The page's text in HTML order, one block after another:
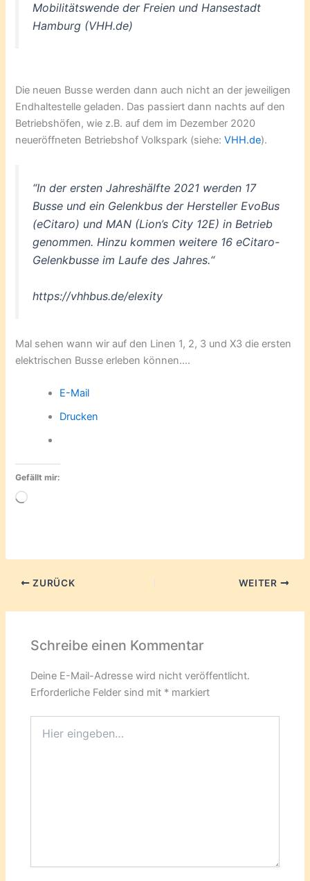
Mobilitätswende der Freien und Hansestadt
Hamburg (VHH.de)
Die neuen Busse werden dann auch nicht an der jeweiligen
Endhaltestelle geladen. Das passiert dann nachts auf den
Betriebshöfen, wie z.B. auf dem im Dezember 2020
neueröffneten Betriebshof Volkspark (siehe:VHH.de).
“In der ersten Jahreshälfte 2021 werden 17
Busse und ein Gelenkbus der Hersteller EvoBus
(eCitaro) und MAN (Lion’s City 12E) in Betrieb
genommen. Hinzu kommen weitere 16 eCitaro-
Gelenkbusse im Laufe des Jahres.“
https://vhhbus.de/elexity
Mal sehen wann wir auf den Linen 1, 2, 3 und X3 die ersten
elektrischen Busse erleben können….
E-Mail
Drucken
Gefällt mir:
Wird
ZURÜCK WEITER
Schreibe einen Kommentar
Deine E-Mail-Adresse wird nicht veröffentlicht.
Erforderliche Felder sind mit * markiert
eingeben…